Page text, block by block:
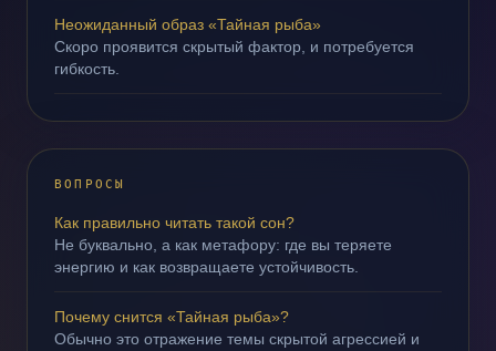
Неожиданный образ «Тайная рыба»
Скоро проявится скрытый фактор, и потребуется
гибкость.
ВОПРОСЫ
Как правильно читать такой сон?
Не буквально, а как метафору: где вы теряете
энергию и как возвращаете устойчивость.
Почему снится «Тайная рыба»?
Обычно это отражение темы скрытой агрессией и